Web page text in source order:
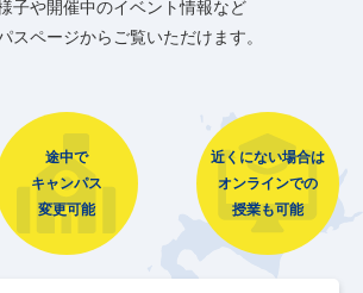
子や開催中のイベント情報など
スページからご覧いただけます。
途中で
キャンパス
変更可能
近くにない場合は
オンラインでの
授業も可能